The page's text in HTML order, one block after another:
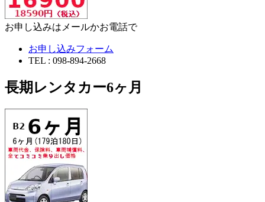
お申し込みはメールかお電話で
お申し込みフォーム
TEL : 098-894-2668
長期レンタカー6ヶ月